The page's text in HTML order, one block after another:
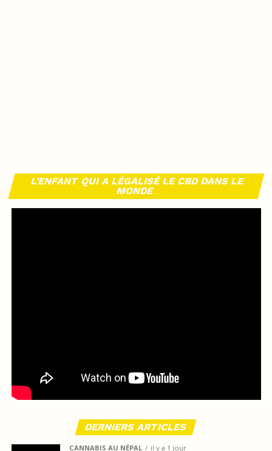
L’ENFANT QUI A LÉGALISÉ LE CBD DANS LE
MONDE
DERNIERS ARTICLES
CANNABIS AU NÉPAL il y a 1 jour